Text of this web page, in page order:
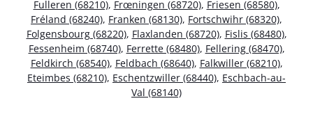
Fulleren (68210), Frœningen (68720), Friesen (68580),
Fréland (68240), Franken (68130), Fortschwihr (68320),
Folgensbourg (68220), Flaxlanden (68720), Fislis (68480),
Fessenheim (68740), Ferrette (68480), Fellering (68470),
Feldkirch (68540), Feldbach (68640), Falkwiller (68210),
Eteimbes (68210), Eschentzwiller (68440), Eschbach-au-
Val (68140)